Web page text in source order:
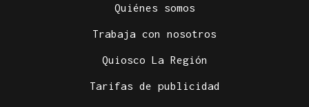
Quiénes somos
Trabaja con nosotros
Quiosco La Región
Tarifas de publicidad